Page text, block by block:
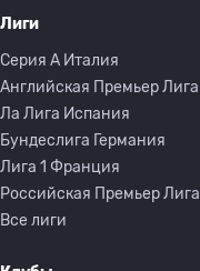
Лиги
Серия A Италия
Английская Премьер Лига
Ла Лига Испания
Бундеслига Германия
Лига 1 Франция
Российская Премьер Лига
Все лиги